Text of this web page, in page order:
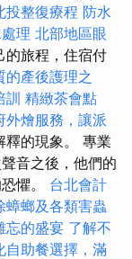
投整復療程 防水
理 北部地區眼
的旅程，住宿付
的產後護理之
訓 精緻茶會點
外燴服務，讓派
釋的現象。 專業
音之後，他們的
懼。 台北會計
蟑螂及各類害蟲
忘的盛宴 了解不
自助餐選擇，滿